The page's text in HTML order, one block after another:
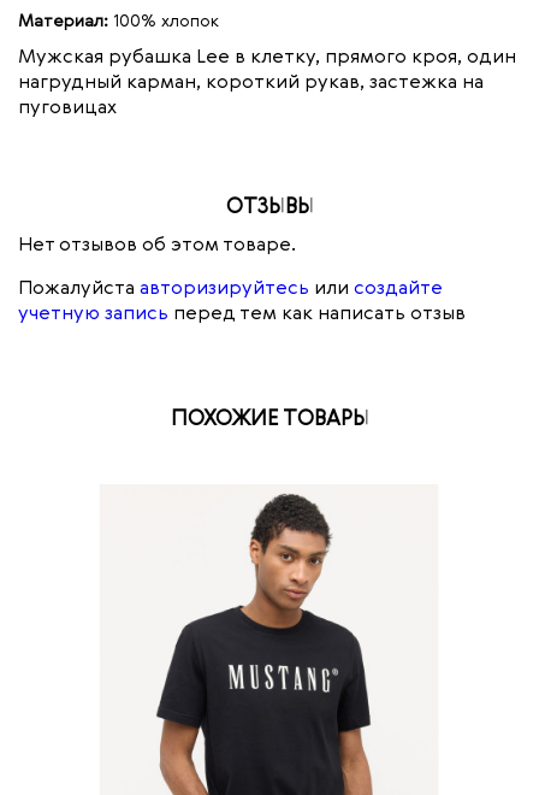
Материал: 100% хлопок
Мужская рубашка Lee в клетку, прямого кроя, один
нагрудный карман, короткий рукав, застежка на
пуговицах
ОТЗЫВЫ
Нет отзывов об этом товаре.
Пожалуйста авторизируйтесь или создайте
учетную запись перед тем как написать отзыв
ПОХОЖИЕ ТОВАРЫ